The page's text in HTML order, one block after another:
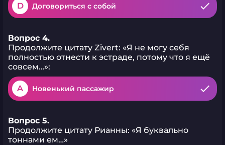
D Договориться с собой
Вопрос 4.
Продолжите цитату Zivert: «Я не могу себя
полностью отнести к эстраде, потому что я ещё
совсем…»:
A Новенький пассажир
Вопрос 5.
Продолжите цитату Рианны: «Я буквально
тоннами ем…»